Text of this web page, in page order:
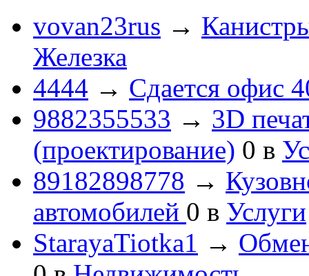
vovan23rus →
Железка
4444 → Сдается офис
9882355533 → 3D
(проектирование) 0 в
89182898778 →
автомобилей 0 в Услуги
StarayaTiotka1 →